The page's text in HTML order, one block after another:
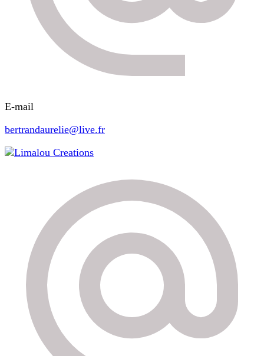
E-mail
bertrandaurelie@live.fr
Limalou Creations